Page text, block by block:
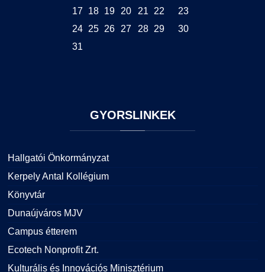
17
18 19 20 21 22
23
24
25 26 27 28 29
30
31
GYORSLINKEK
Hallgatói Önkormányzat
Kerpely Antal Kollégium
Könyvtár
Dunaújváros MJV
Campus étterem
Ecotech Nonprofit Zrt.
Kulturális és Innovációs Minisztérium